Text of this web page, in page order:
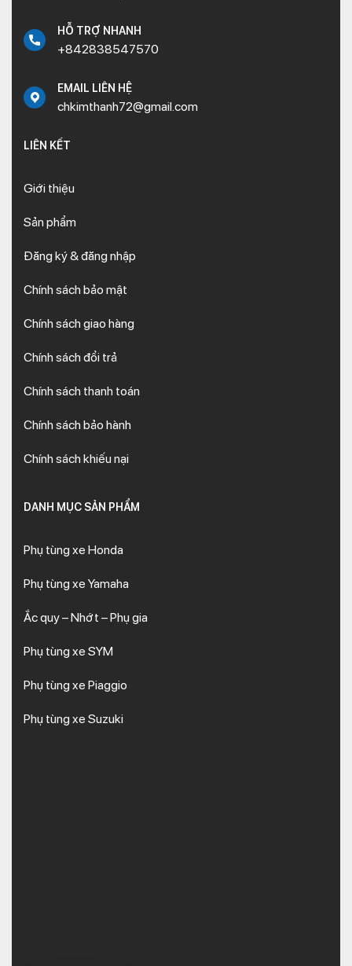
HỖ TRỢ NHANH
+842838547570
EMAIL LIÊN HỆ
chkimthanh72@gmail.com
LIÊN KẾT
Giới thiệu
Sản phẩm
Đăng ký & đăng nhập
Chính sách bảo mật
Chính sách giao hàng
Chính sách đổi trả
Chính sách thanh toán
Chính sách bảo hành
Chính sách khiếu nại
DANH MỤC SẢN PHẨM
Phụ tùng xe Honda
Phụ tùng xe Yamaha
Ắc quy – Nhớt – Phụ gia
Phụ tùng xe SYM
Phụ tùng xe Piaggio
Phụ tùng xe Suzuki